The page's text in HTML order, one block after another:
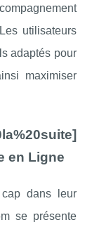
utilisateurs
adaptés pour
maximiser
en Ligne
dans leur
se présente